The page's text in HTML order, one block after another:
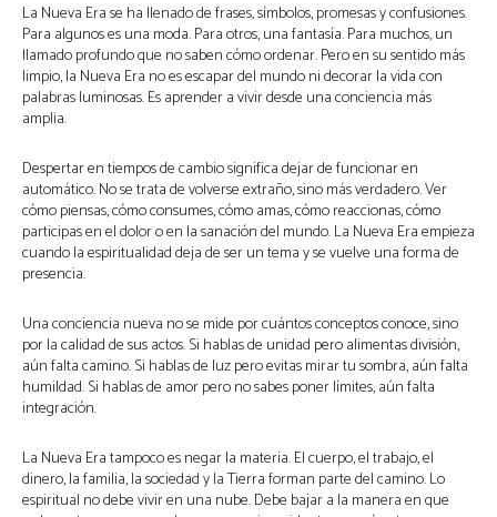
La Nueva Era se ha llenado de frases, símbolos, promesas y confusiones.
Para algunos es una moda. Para otros, una fantasía. Para muchos, un
llamado profundo que no saben cómo ordenar. Pero en su sentido más
limpio, la Nueva Era no es escapar del mundo ni decorar la vida con
palabras luminosas. Es aprender a vivir desde una conciencia más
amplia.
Despertar en tiempos de cambio significa dejar de funcionar en
automático. No se trata de volverse extraño, sino más verdadero. Ver
cómo piensas, cómo consumes, cómo amas, cómo reaccionas, cómo
participas en el dolor o en la sanación del mundo. La Nueva Era empieza
cuando la espiritualidad deja de ser un tema y se vuelve una forma de
presencia.
Una conciencia nueva no se mide por cuántos conceptos conoce, sino
por la calidad de sus actos. Si hablas de unidad pero alimentas división,
aún falta camino. Si hablas de luz pero evitas mirar tu sombra, aún falta
humildad. Si hablas de amor pero no sabes poner límites, aún falta
integración.
La Nueva Era tampoco es negar la materia. El cuerpo, el trabajo, el
dinero, la familia, la sociedad y la Tierra forman parte del camino. Lo
espiritual no debe vivir en una nube. Debe bajar a la manera en que